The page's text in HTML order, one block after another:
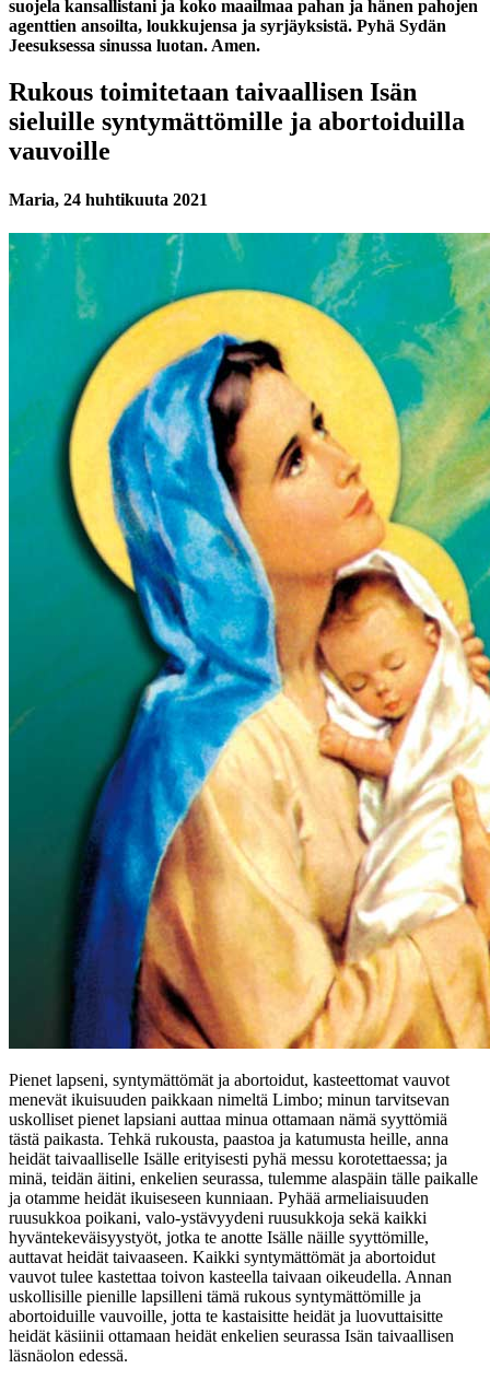
suojela kansallistani ja koko maailmaa pahan ja hänen pahojen
agenttien ansoilta, loukkujensa ja syrjäyksistä. Pyhä Sydän
Jeesuksessa sinussa luotan. Amen.
Rukous toimitetaan taivaallisen Isän
sieluille syntymättömille ja abortoiduilla
vauvoille
Maria, 24 huhtikuuta 2021
Pienet lapseni, syntymättömät ja abortoidut, kasteettomat vauvot
menevät ikuisuuden paikkaan nimeltä Limbo; minun tarvitsevan
uskolliset pienet lapsiani auttaa minua ottamaan nämä syyttömiä
tästä paikasta. Tehkä rukousta, paastoa ja katumusta heille, anna
heidät taivaalliselle Isälle erityisesti pyhä messu korotettaessa; ja
minä, teidän äitini, enkelien seurassa, tulemme alaspäin tälle paikalle
ja otamme heidät ikuiseseen kunniaan. Pyhää armeliaisuuden
ruusukkoa poikani, valo-ystävyydeni ruusukkoja sekä kaikki
hyväntekeväisyystyöt, jotka te anotte Isälle näille syyttömille,
auttavat heidät taivaaseen. Kaikki syntymättömät ja abortoidut
vauvot tulee kastettaa toivon kasteella taivaan oikeudella. Annan
uskollisille pienille lapsilleni tämä rukous syntymättömille ja
abortoiduille vauvoille, jotta te kastaisitte heidät ja luovuttaisitte
heidät käsiinii ottamaan heidät enkelien seurassa Isän taivaallisen
läsnäolon edessä.